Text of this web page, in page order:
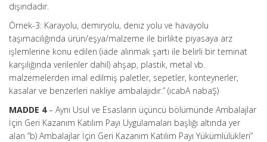
dışındadır.
Örnek-3: Karayolu, demiryolu, deniz yolu ve havayolu
taşımacılığında ürün/eşya/malzeme ile birlikte piyasaya arz
işlemlerine konu edilen (iade alınmak şartı ile belirli bir teminat
karşılığında verilenler dahil) ahşap, plastik, metal vb.
malzemelerden imal edilmiş paletler, sepetler, konteynerler,
kasalar ve benzerleri nakliye ambalajıdır.” (ıcabA nabaŞ)
MADDE 4– Aynı Usul ve Esasların üçüncü bölümünde Ambalajlar
İçin Geri Kazanım Katılım Payı Uygulamaları başlığı altında yer
alan “b) Ambalajlar İçin Geri Kazanım Katılım Payı Yükümlülükleri”